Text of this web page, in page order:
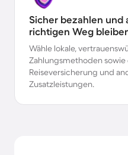
Sicher bezahlen und
richtigen Weg
Wähle lokale,
Zahlungsmethoden sowie
Reiseversicherung und
Zusatzleistungen.